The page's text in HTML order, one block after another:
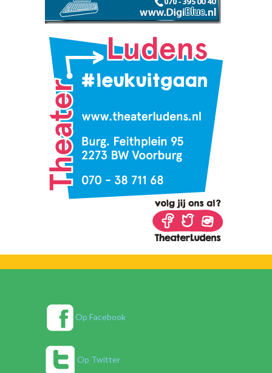
Op Facebook
Op Twitter